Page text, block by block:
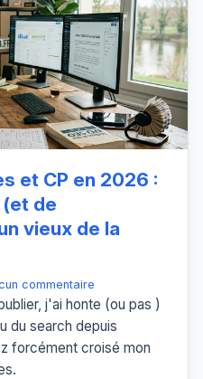
et CP en 2026 :
de
vieux de la
commentaire
j'ai honte (ou pas )
du search depuis
forcément croisé mon